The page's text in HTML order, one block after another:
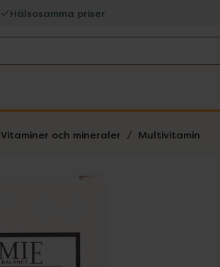
Hälsosamma priser
Vitaminer och mineraler Multivitamin